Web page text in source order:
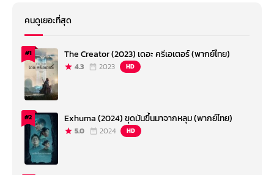
คนดูเยอะที่สุด
#1 The Creator (2023) เดอะ ครีเอเตอร์ (พากย์ไทย)
4.3 2023 HD
#2 Exhuma (2024) ขุดมันขึ้นมาจากหลุม (พากย์ไทย)
5.0 2024 HD